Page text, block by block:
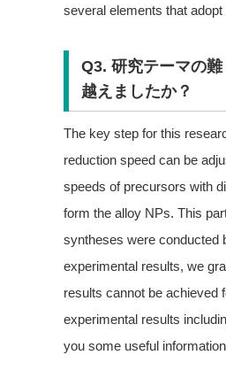
several elements that
Q3. 研究テーマの
越えましたか？
The key step for this
reduction speed can be
speeds of precursors with
form the alloy NPs. This
syntheses were conducted
experimental results, we
results cannot be achieved
experimental results
you some useful